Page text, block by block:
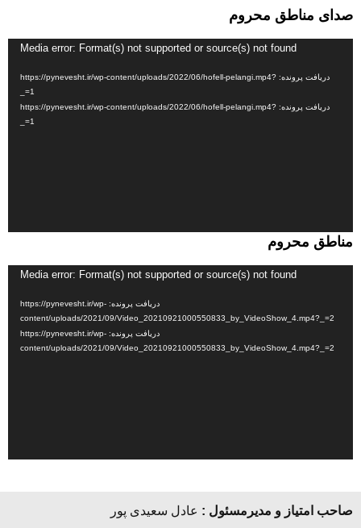
صدای مناطق محروم
Media error: Format(s) not supported or source(s) not found
دریافت پرونده: https://pynevesht.ir/wp-content/uploads/2022/06/hofell-pelangi.mp4?
_=1
دریافت پرونده: https://pynevesht.ir/wp-content/uploads/2022/06/hofell-pelangi.mp4?
_=1
مناطق محروم
Media error: Format(s) not supported or source(s) not found
دریافت پرونده: https://pynevesht.ir/wp-
content/uploads/2021/09/Video_20210921000550833_by_VideoShow_4.mp4?_=2
دریافت پرونده: https://pynevesht.ir/wp-
content/uploads/2021/09/Video_20210921000550833_by_VideoShow_4.mp4?_=2
صاحب امتیاز و مدیرمسئول : عادل سعیدی پور